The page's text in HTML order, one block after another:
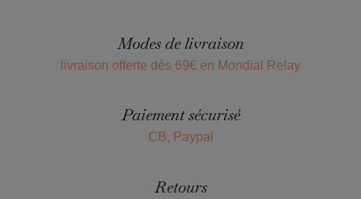
Modes de livraison
livraison offerte dès 69€ en Mondial Relay
Paiement sécurisé
CB, Paypal
Retours